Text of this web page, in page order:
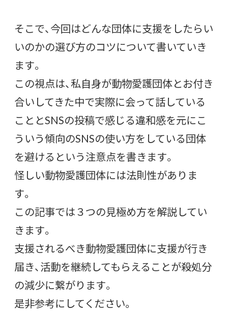
そこで、今回はどんな団体に支援をしたらい
いのかの選び方のコツについて書いていき
ます。
この視点は、私自身が動物愛護団体とお付き
合いしてきた中で実際に会って話している
こととSNSの投稿で感じる違和感を元にこ
ういう傾向のSNSの使い方をしている団体
を避けるという注意点を書きます。
怪しい動物愛護団体には法則性がありま
す。
この記事では３つの見極め方を解説してい
きます。
支援されるべき動物愛護団体に支援が行き
届き、活動を継続してもらえることが殺処分
の減少に繋がります。
是非参考にしてください。